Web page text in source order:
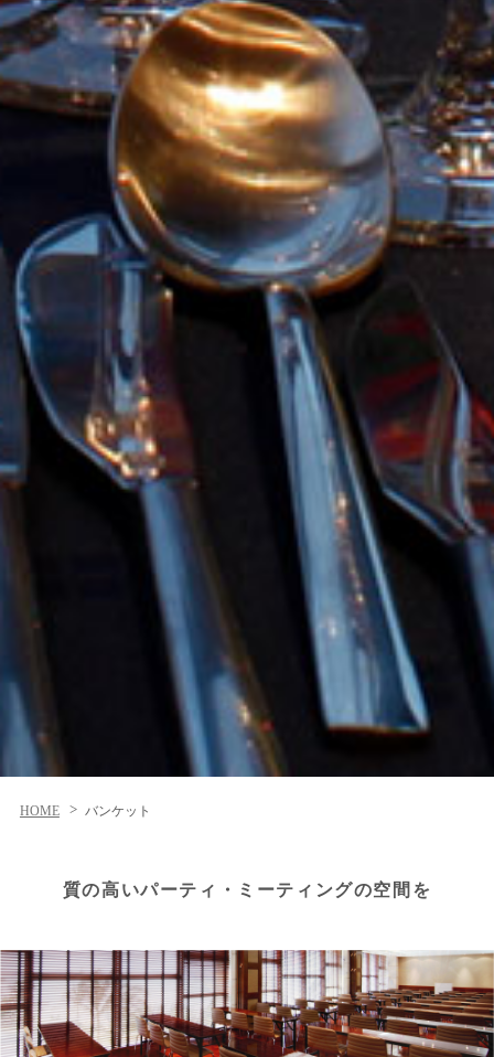
HOME バンケット
質の高いパーティ・ミーティングの空間を